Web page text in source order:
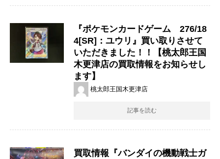
『ポケモンカードゲーム 276/18
4[SR]：ユウリ』買い取りさせて
いただきました！！【桃太郎王国
木更津店の買取情報をお知らせし
ます】
桃太郎王国木更津店
記事を読む
買取情報『バンダイの機動戦士ガ